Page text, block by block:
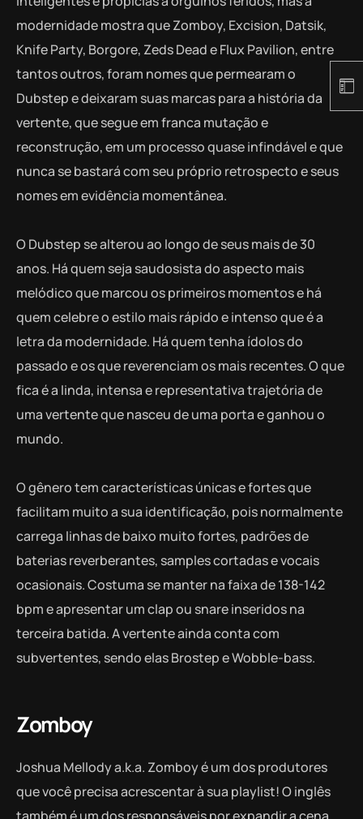
modernidade mostra que Zomboy, Excision, Datsik,
Knife Party, Borgore, Zeds Dead e Flux Pavilion, entre
tantos outros, foram nomes que permearam o
Dubstep e deixaram suas marcas para a história da
vertente, que segue em franca mutação e
reconstrução, em um processo quase infindável e que
nunca se bastará com seu próprio retrospecto e seus
nomes em evidência momentânea.
O Dubstep se alterou ao longo de seus mais de 30
anos. Há quem seja saudosista do aspecto mais
melódico que marcou os primeiros momentos e há
quem celebre o estilo mais rápido e intenso que é a
letra da modernidade. Há quem tenha ídolos do
passado e os que reverenciam os mais recentes. O que
fica é a linda, intensa e representativa trajetória de
uma vertente que nasceu de uma porta e ganhou o
mundo.
O gênero tem características únicas e fortes que
facilitam muito a sua identificação, pois normalmente
carrega linhas de baixo muito fortes, padrões de
baterias reverberantes, samples cortadas e vocais
ocasionais. Costuma se manter na faixa de 138-142
bpm e apresentar um clap ou snare inseridos na
terceira batida. A vertente ainda conta com
subvertentes, sendo elas Brostep e Wobble-bass.
Zomboy
Joshua Mellody a.k.a. Zomboy é um dos produtores
que você precisa acrescentar à sua playlist! O inglês